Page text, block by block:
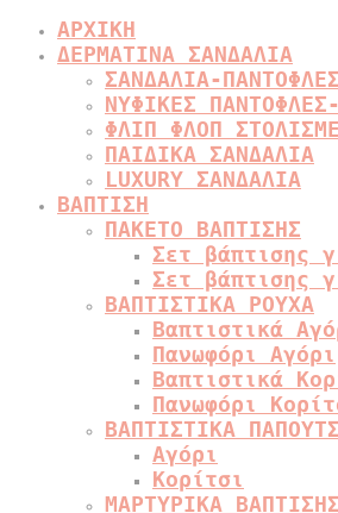
ΑΡΧΙΚΗ
ΔΕΡΜΑΤΙΝΑ ΣΑΝΔΑΛΙΑ
ΣΑΝΔΑΛΙΑ-ΠΑΝΤΟΦΛΕΣ
ΝΥΦΙΚΕΣ
ΦΛΙΠ ΦΛΟΠ
ΠΑΙΔΙΚΑ ΣΑΝΔΑΛΙΑ
LUXURY ΣΑΝΔΑΛΙΑ
ΒΑΠΤΙΣΗ
ΠΑΚΕΤΟ ΒΑΠΤΙΣΗΣ
Σετ βάπτισης
Σετ βάπτισης
ΒΑΠΤΙΣΤΙΚΑ ΡΟΥΧΑ
Βαπτιστικά
Πανωφόρι Αγόρι
Βαπτιστικά
Πανωφόρι
ΒΑΠΤΙΣΤΙΚΑ
Αγόρι
Κορίτσι
ΜΑΡΤΥΡΙΚΑ ΒΑΠΤΙΣΗΣ